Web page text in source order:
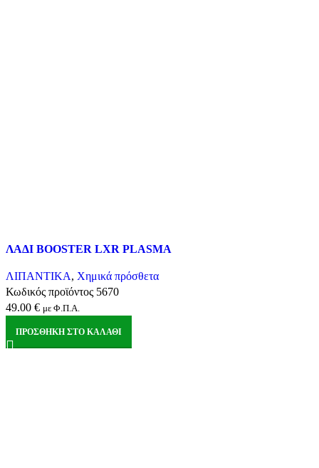
Quick view
ΛΑΔΙ BOOSTER LXR PLASMA
ΛΙΠΑΝΤΙΚΑ, Χημικά πρόσθετα
Κωδικός προϊόντος 5670
49.00 € με Φ.Π.Α.
ΠΡΟΣΘΉΚΗ ΣΤΟ ΚΑΛΆΘΙ